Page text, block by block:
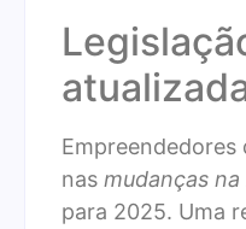
nas mudanças
para 2025. Uma